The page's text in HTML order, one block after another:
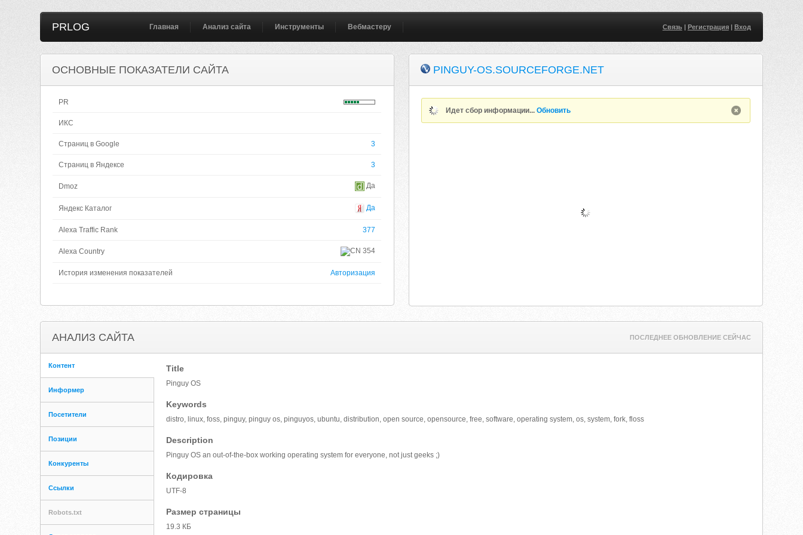
PRLOG Главная Анализ сайта Инструменты Вебмастеру Связь| Регистрация| Вход
ОСНОВНЫЕ ПОКАЗАТЕЛИ САЙТА
PR
ИКС
Страниц в Google 3
Страниц в Яндексе 3
Dmoz Да
Яндекс Каталог Да
Alexa Traffic Rank 377
Alexa Country 354
История изменения показателей Авторизация
PINGUY-OS.SOURCEFORGE.NET
Идет сбор информации...Обновить
АНАЛИЗ САЙТА ПОСЛЕДНЕЕ ОБНОВЛЕНИЕ СЕЙЧАС
Контент
Информер
Посетители
Позиции
Конкуренты
Ссылки
Robots.txt
Title
Pinguy OS
Keywords
distro, linux, foss, pinguy, pinguy os, pinguyos, ubuntu, distribution, open source, opensource, free, software, operating system, os, system, fork, floss
Description
Pinguy OS an out-of-the-box working operating system for everyone, not just geeks ;)
Кодировка
UTF-8
Размер страницы
19.3 КБ